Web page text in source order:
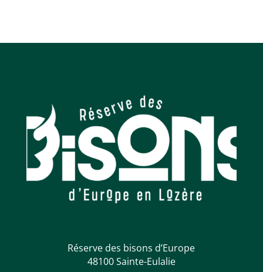
Réserve des bisons d’Europe
48100 Sainte-Eulalie